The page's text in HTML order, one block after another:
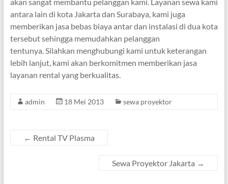
antara lain di kota Jakarta dan Surabaya, kami juga
memberikan jasa bebas biaya antar dan instalasi di dua kota
tersebut sehingga memudahkan pelanggan
tentunya. Silahkan menghubungi kami untuk keterangan
lebih lanjut, kami akan berkomitmen memberikan jasa
layanan rental yang berkualitas.
admin 18 Mei 2013 sewa proyektor
← Rental TV Plasma
Sewa Proyektor Jakarta →